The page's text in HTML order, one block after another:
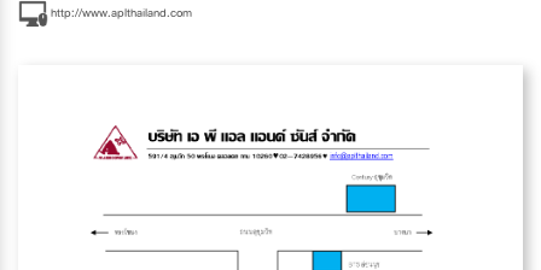
http://www.aplthailand.com